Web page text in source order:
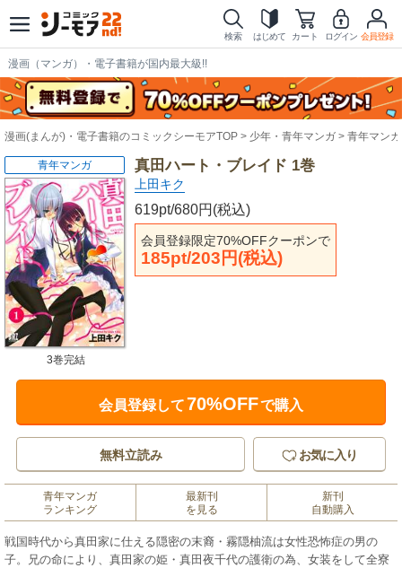
検索 はじめて カート ログイン 会員登録
漫画（マンガ）・電子書籍が国内最大級!!
漫画(まんが)・電子書籍のコミックシーモアTOP 少年・青年マンガ 青年マンガ
真田ハート・ブレイド 1巻
上田キク
619pt/680円(税込)
会員登録限定70%OFFクーポンで
185pt/203円(税込)
青年マンガ
3巻完結
会員登録して70%OFFで購入
無料立読み お気に入り
青年マンガ
ランキング
最新刊
を見る
新刊
自動購入
戦国時代から真田家に仕える隠密の末裔・霧隠柚流は女性恐怖症の男の
子。兄の命により、真田家の姫・真田夜千代の護衛の為、女装をして全寮